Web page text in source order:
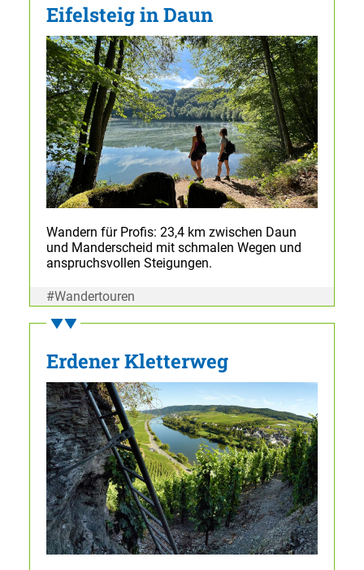
Eifelsteig in Daun
Wandern für Profis: 23,4 km zwischen Daun
und Manderscheid mit schmalen Wegen und
anspruchsvollen Steigungen.
#Wandertouren
Erdener Kletterweg